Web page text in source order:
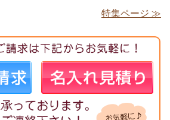
特集ページ ≫